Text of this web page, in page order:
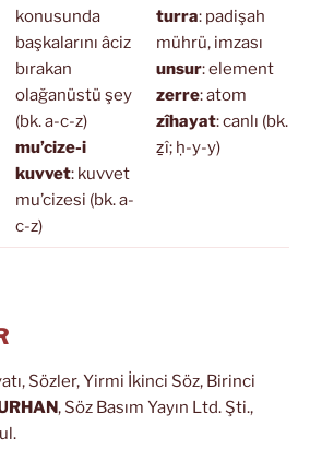
konusunda
başkalarını âciz
bırakan
olağanüstü şey
(bk. a-c-z)
mu’cize-i
kuvvet: kuvvet
mu’cizesi (bk. a-
c-z)
turra: padişah
mührü, imzası
unsur: element
zerre: atom
zîhayat: canlı (bk.
ẕî; ḥ-y-y)
Sözler, Yirmi İkinci Söz, Birinci
, Söz Basım Yayın Ltd. Şti.,